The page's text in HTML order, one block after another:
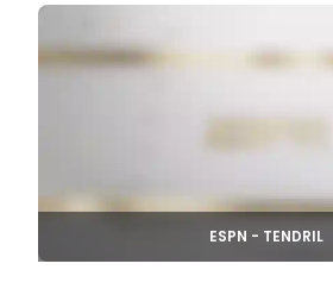
ESPN - TENDRIL